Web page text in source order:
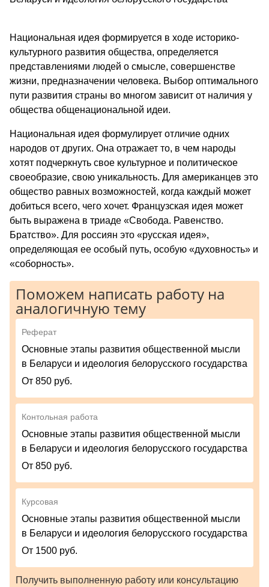
Национальная идея формируется в ходе историко-
культурного развития общества, определяется
представлениями людей о смысле, совершенстве
жизни, предназначении человека. Выбор оптимального
пути развития страны во многом зависит от наличия у
общества общенациональной идеи.
Национальная идея формулирует отличие одних
народов от других. Она отражает то, в чем народы
хотят подчеркнуть свое культурное и политическое
своеобразие, свою уникальность. Для американцев это
общество равных возможностей, когда каждый может
добиться всего, чего хочет. Французская идея может
быть выражена в триаде «Свобода. Равенство.
Братство». Для россиян это «русская идея»,
определяющая ее особый путь, особую «духовность» и
«соборность».
Поможем написать работу на
аналогичную тему
Реферат
Основные этапы развития общественной мысли
в Беларуси и идеология белорусского государства
От 850 руб.
Контольная работа
Основные этапы развития общественной мысли
в Беларуси и идеология белорусского государства
От 850 руб.
Курсовая
Основные этапы развития общественной мысли
в Беларуси и идеология белорусского государства
От 1500 руб.
Получить выполненную работу или консультацию